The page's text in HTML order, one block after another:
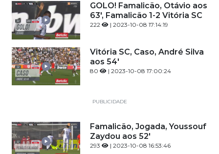
GOLO! Famalicão, Otávio aos
63', Famalicão 1-2 Vitória SC
222 | 2023-10-08 17:14:19
Vitória SC, Caso, André Silva
aos 54'
80 | 2023-10-08 17:00:24
PUBLICIDADE
Famalicão, Jogada, Youssouf
Zaydou aos 52'
293 | 2023-10-08 16:53:46